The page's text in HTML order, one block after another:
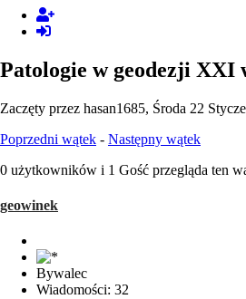
Patologie w geodezji XXI
Zaczęty przez hasan1685, Środa 22
Poprzedni wątek - Następny wątek
0 użytkowników i 1 Gość przegląda ten
geowinek
Bywalec
Wiadomości: 32